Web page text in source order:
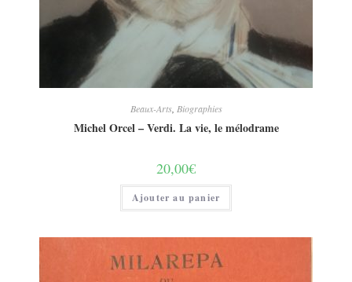
Beaux-Arts, Biographies
Michel Orcel – Verdi. La vie, le mélodrame
20,00€
Ajouter au panier